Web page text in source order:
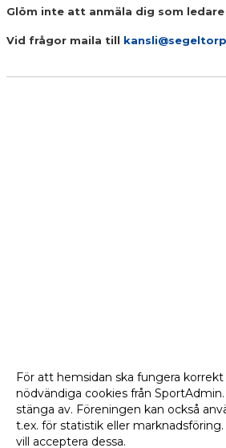
Glöm inte att anmäla dig som ledare
Vid frågor maila till
För att hemsidan ska fungera korrekt
nödvändiga cookies från
stänga av. Föreningen kan också
t.ex. för statistik eller
vill acceptera dessa.